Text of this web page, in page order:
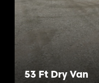
53 Ft Dry Van